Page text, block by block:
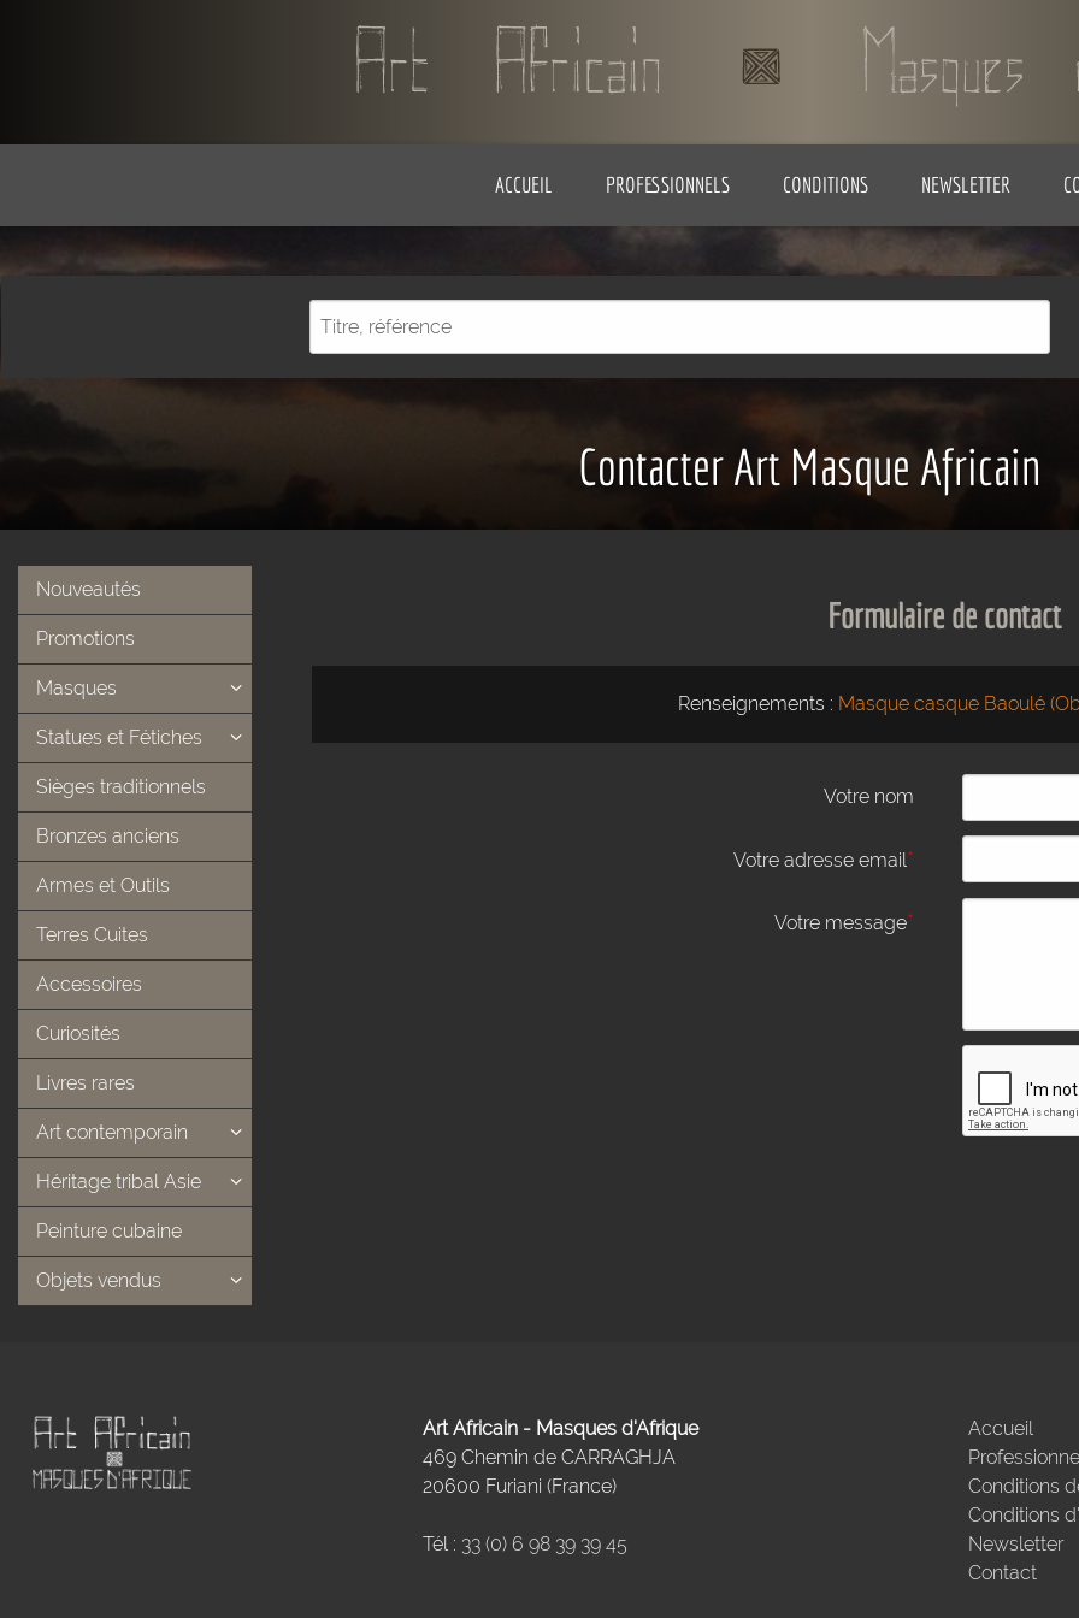
ACCUEIL PROFESSIONNELS CONDITIONS NEWSLETTER
Contacter Art Masque Africain
Nouveautés
Promotions
Masques
Statues et Fétiches
Sièges traditionnels
Bronzes anciens
Armes et Outils
Terres Cuites
Accessoires
Curiosités
Livres rares
Art contemporain
Héritage tribal Asie
Peinture cubaine
Objets vendus
Formulaire de contact
Renseignements : Masque casque Baoulé
Votre nom
Votre adresse email*
Votre message*
Art Africain - Masques d'Afrique
469 Chemin de CARRAGHJA
20600 Furiani (France)
Tél : 33 (0) 6 98 39 39 45
Accueil
Conditions
Conditions
Newsletter
Contact